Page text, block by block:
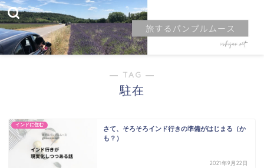
― TAG ―
駐在
インドに住む
さて、そろそろインド行きの準備がはじまる（か
も？）
2021年9月22日